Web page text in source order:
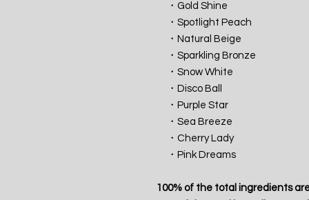
・Gold Shine
・Spotlight Peach
・Natural Beige
・Sparkling Bronze
・Snow White
・Disco Ball
・Purple Star
・Sea Breeze
・Cherry Lady
・Pink Dreams
100% of the total ingredients